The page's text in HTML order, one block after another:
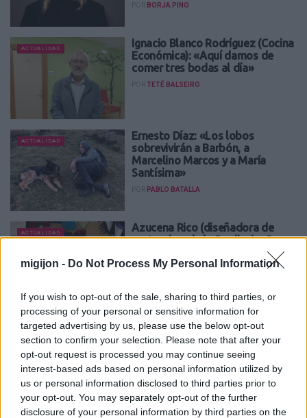
migijon - Do Not Process My Personal Information
If you wish to opt-out of the sale, sharing to third parties, or
processing of your personal or sensitive information for
targeted advertising by us, please use the below opt-out
section to confirm your selection. Please note that after your
opt-out request is processed you may continue seeing
interest-based ads based on personal information utilized by
us or personal information disclosed to third parties prior to
your opt-out. You may separately opt-out of the further
disclosure of your personal information by third parties on the
POR BORJA PINO
ACTUALIDAD
Ignacio Blanco Rodríguez (Cocina
Económica): «Aquí damos de
comer tres bodas al día»
POR TETÉ BALSEIRO
ACTUALIDAD
Ernesto Díaz: «Los lobos
sobrevivirán a Barbón, a
Marcelino Marcos y a María
Santísima»
POR PABLO BATALLA
ACTUALIDAD
Azucena Rico (diseñadora de
vestuario y de la Sardina): «Soy
PORTETÉ BALSEIRO
ACTUALIDAD
Jorge Pañeda: «La adjudicataria
del Soccer World deberá incluir
una zona pública para los
vecinos»
POR AGUSTÍN PALACIO